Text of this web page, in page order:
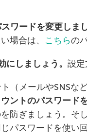
ワードを変更しまし
場合は、 こちらの
にしましょう。 設定
（メールやSNSな
ントのパスワード
防ぎましょう。そ
パスワードを使い